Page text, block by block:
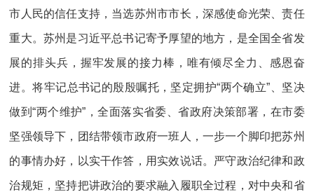
市人民的信任支持，当选苏州市市长，深感使命光荣、责任
重大。苏州是习近平总书记寄予厚望的地方，是全国全省发
展的排头兵，握牢发展的接力棒，唯有倾尽全力、感恩奋
进。将牢记总书记的殷殷嘱托，坚定拥护“两个确立”、坚决
做到“两个维护”，全面落实省委、省政府决策部署，在市委
坚强领导下，团结带领市政府一班人，一步一个脚印把苏州
的事情办好，以实干作答，用实效说话。严守政治纪律和政
治规矩，坚持把讲政治的要求融入履职全过程，对中央和省